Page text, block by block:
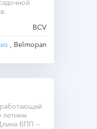
BCV
, Belmopan
летнем
ВПП —